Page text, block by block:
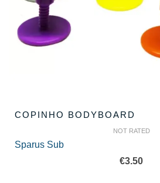
COPINHO BODYBOARD
NOT RATED
Sparus Sub
€3.50